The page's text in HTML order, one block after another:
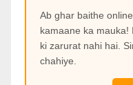
Ab ghar baithe
kamaane ka mauka!
ki zarurat nahi hai.
chahiye.